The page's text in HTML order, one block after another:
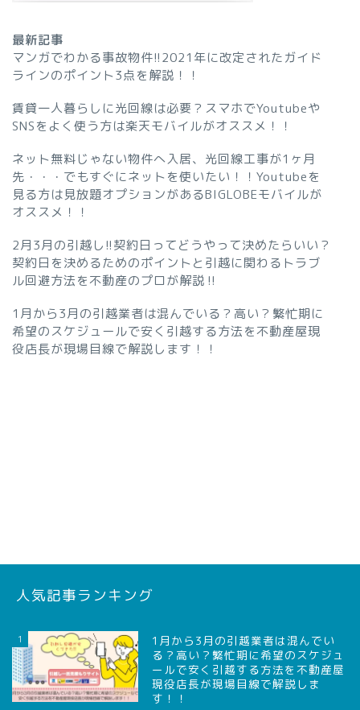
最新記事
マンガでわかる事故物件!!2021年に改定されたガイド
ラインのポイント3点を解説！！
賃貸一人暮らしに光回線は必要？スマホでYoutubeや
SNSをよく使う方は楽天モバイルがオススメ！！
ネット無料じゃない物件へ入居、光回線工事が1ヶ月
先・・・でもすぐにネットを使いたい！！Youtubeを
見る方は見放題オプションがあるBIGLOBEモバイルが
オススメ！！
2月3月の引越し!!契約日ってどうやって決めたらいい？
契約日を決めるためのポイントと引越に関わるトラブ
ル回避方法を不動産のプロが解説‼︎
1月から3月の引越業者は混んでいる？高い？繁忙期に
希望のスケジュールで安く引越する方法を不動産屋現
役店長が現場目線で解説します！！
人気記事ランキング
1
1月から3月の引越業者は混んでい
る？高い？繁忙期に希望のスケジュ
ールで安く引越する方法を不動産屋
現役店長が現場目線で解説しま
す！！